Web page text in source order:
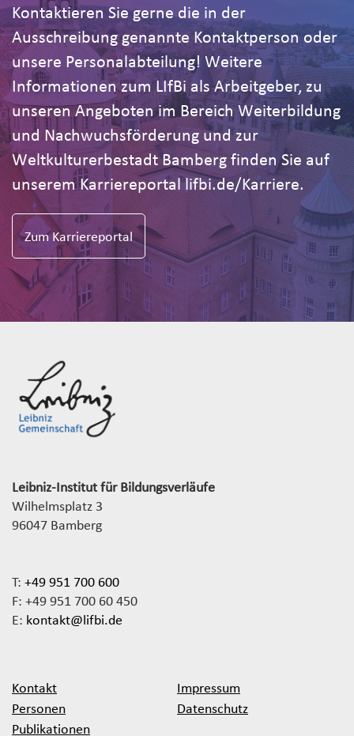
Kontaktieren Sie gerne die in der
Ausschreibung genannte Kontaktperson oder
unsere Personalabteilung! Weitere
Informationen zum LIfBi als Arbeitgeber, zu
unseren Angeboten im Bereich Weiterbildung
und Nachwuchsförderung und zur
Weltkulturerbestadt Bamberg finden Sie auf
unserem Karriereportal lifbi.de/Karriere.
Zum Karriereportal
Leibniz-Institut für Bildungsverläufe
Wilhelmsplatz 3
96047 Bamberg
T: +49 951 700 600
F: +49 951 700 60 450
E: kontakt@lifbi.de
Kontakt
Personen
Publikationen
Impressum
Datenschutz